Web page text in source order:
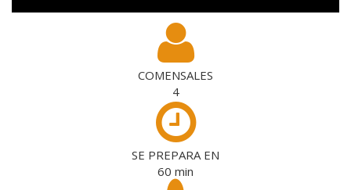
COMENSALES
4
SE PREPARA EN
60 min